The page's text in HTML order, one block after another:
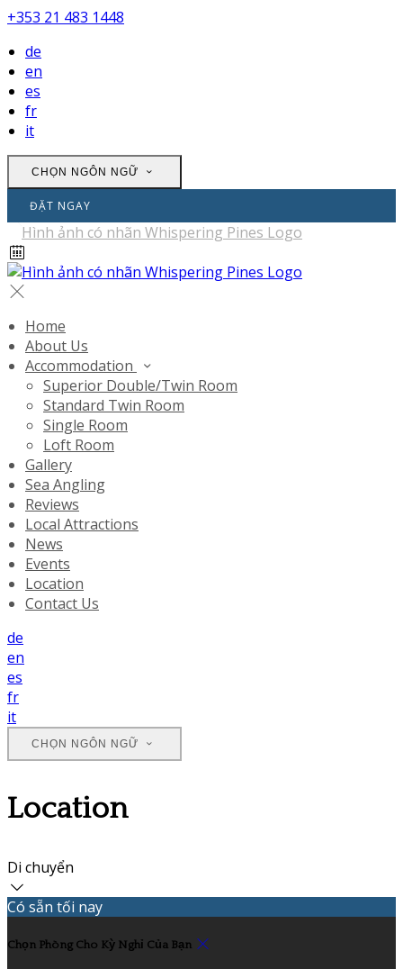
+353 21 483 1448
de
en
es
fr
it
CHỌN NGÔN NGỮ
ĐẶT NGAY
Home
About Us
Accommodation
Superior Double/Twin Room
Standard Twin Room
Single Room
Loft Room
Gallery
Sea Angling
Reviews
Local Attractions
News
Events
Location
Contact Us
de
en
es
fr
it
CHỌN NGÔN NGỮ
Location
Di chuyển
Có sẵn tối nay
Chọn Phòng Cho Kỳ Nghỉ Của Bạn